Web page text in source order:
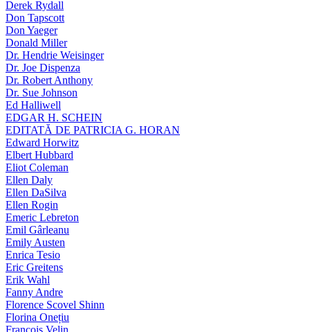
Derek Rydall
Don Tapscott
Don Yaeger
Donald Miller
Dr. Hendrie Weisinger
Dr. Joe Dispenza
Dr. Robert Anthony
Dr. Sue Johnson
Ed Halliwell
EDGAR H. SCHEIN
EDITATĂ DE PATRICIA G. HORAN
Edward Horwitz
Elbert Hubbard
Eliot Coleman
Ellen Daly
Ellen DaSilva
Ellen Rogin
Emeric Lebreton
Emil Gârleanu
Emily Austen
Enrica Tesio
Eric Greitens
Erik Wahl
Fanny Andre
Florence Scovel Shinn
Florina Onețiu
François Velin